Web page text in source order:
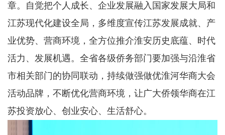
章。自觉把个人成长、企业发展融入国家发展大局和
江苏现代化建设全局，多维度宣传江苏发展成就、产
业优势、营商环境，全方位推介淮安历史底蕴、时代
活力、发展机遇。全省各级侨务部门要加强与沿淮省
市相关部门的协同联动，持续做强做优淮河华商大会
活动品牌，不断优化营商环境，让广大侨领华商在江
苏投资放心、创业安心、生活舒心。